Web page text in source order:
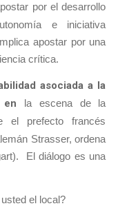
por el desarrollo
e iniciativa
apostar por una
crítica.
asociada a la
en la escena de la
prefecto francés
Strasser, ordena
El diálogo es una
el local?